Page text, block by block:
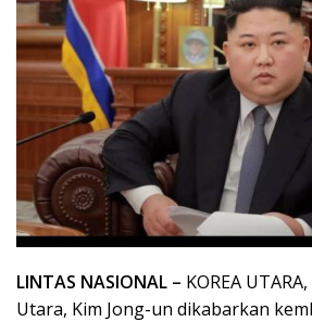
LINTAS NASIONAL – KOREA
Utara, Kim Jong-un dikabarkan